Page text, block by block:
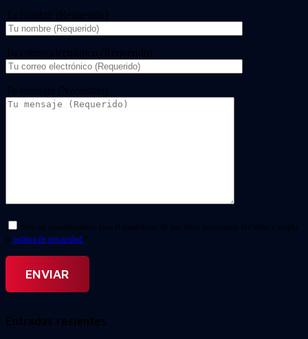
Tu nombre (Requerido)
Tu correo electrónico (Requerido)
Tu mensaje (Necesario)
Doy mi consentimiento para el tratamiento de mis datos personales. He leído y acepto
la política de privacidad. *
Entradas recientes